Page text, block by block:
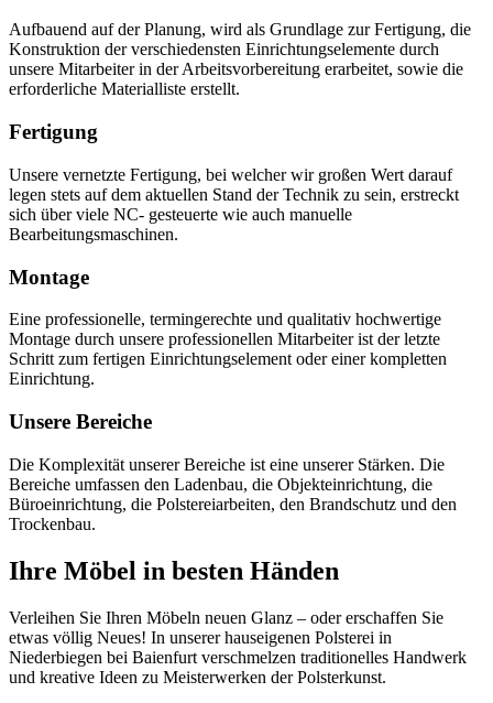
Aufbauend auf der Planung, wird als Grundlage zur Fertigung, die
Konstruktion der verschiedensten Einrichtungselemente durch
unsere Mitarbeiter in der Arbeitsvorbereitung erarbeitet, sowie die
erforderliche Materialliste erstellt.
Fertigung
Unsere vernetzte Fertigung, bei welcher wir großen Wert darauf
legen stets auf dem aktuellen Stand der Technik zu sein, erstreckt
sich über viele NC- gesteuerte wie auch manuelle
Bearbeitungsmaschinen.
Montage
Eine professionelle, termingerechte und qualitativ hochwertige
Montage durch unsere professionellen Mitarbeiter ist der letzte
Schritt zum fertigen Einrichtungselement oder einer kompletten
Einrichtung.
Unsere Bereiche
Die Komplexität unserer Bereiche ist eine unserer Stärken. Die
Bereiche umfassen den Ladenbau, die Objekteinrichtung, die
Büroeinrichtung, die Polstereiarbeiten, den Brandschutz und den
Trockenbau.
Ihre Möbel in besten Händen
Verleihen Sie Ihren Möbeln neuen Glanz – oder erschaffen Sie
etwas völlig Neues! In unserer hauseigenen Polsterei in
Niederbiegen bei Baienfurt verschmelzen traditionelles Handwerk
und kreative Ideen zu Meisterwerken der Polsterkunst.